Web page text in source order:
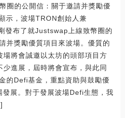
圈的公開信：關于邀請并獎勵優
示，波場TRON創始人兼
發布了就Justswap上線致幣圈的
并獎勵優質項目來波場。優質的
將會誠邀以太坊的頭部項目方
進展，屆時將會宣布，與此同
的Defi基金，重點資助與鼓勵優
展。對于發展波場Defi生態，我